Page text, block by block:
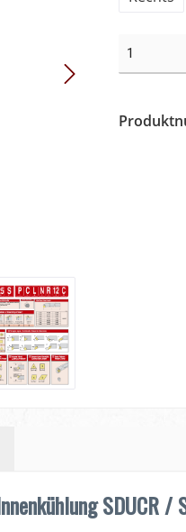
SDUCR /